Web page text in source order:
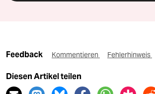
Feedback Kommentieren Fehlerhinweis
Diesen Artikel teilen